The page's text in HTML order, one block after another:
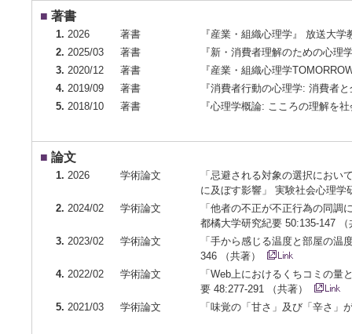
■ 著書
1. 2026 著書
『産業・組織心理学』 放送大
2. 2025/03 著書
『新・消費者理解のための心
3. 2020/12 著書
『産業・組織心理学
4. 2019/09 著書
『消費者行動の心理学: 消費者
5. 2018/10 著書 『心理学概論: こころの理解を
■ 論文
1. 2026 学術論文
「忌避される対象の選択にお
に及ぼす影響」 実験社会心理
2. 2024/02 学術論文
「他者の不正が不正行為の同
都橘大学研究紀要 50:135-147
3. 2023/02 学術論文
「手から感じる温度と部屋の
346 （共著）
4. 2022/02 学術論文
「Web上におけるくちコミの
要 48:277-291 （共著）
5. 2021/03 学術論文 「味覚の「甘さ」及び「辛さ